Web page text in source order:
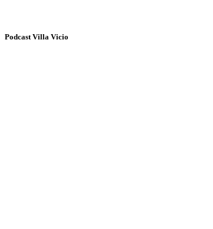
Podcast Villa Vicio